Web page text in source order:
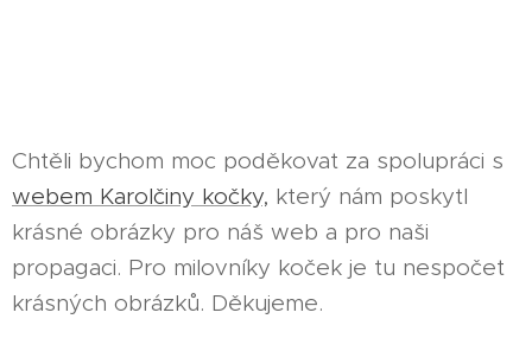
Chtěli bychom moc poděkovat za spolupráci s
webem Karolčiny kočky, který nám poskytl
krásné obrázky pro náš web a pro naši
propagaci. Pro milovníky koček je tu nespočet
krásných obrázků. Děkujeme.